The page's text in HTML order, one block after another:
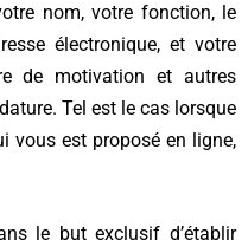
nom, votre fonction, le
électronique, et votre
de motivation et autres
Tel est le cas lorsque
vous est proposé en ligne,
le but exclusif d’établir